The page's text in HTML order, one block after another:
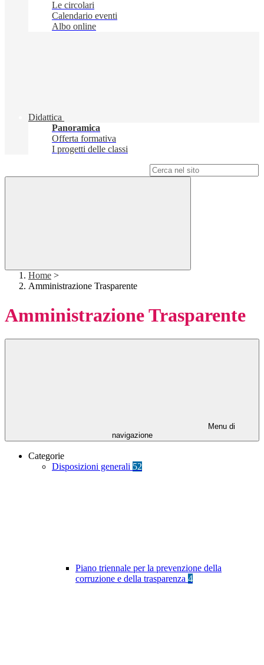
Le circolari
Calendario eventi
Albo online
Didattica
Panoramica
Offerta formativa
I progetti delle classi
Home >
Amministrazione Trasparente
Amministrazione Trasparente
Menu di
navigazione
Categorie
Disposizioni generali 52
Piano triennale per la prevenzione della
corruzione e della trasparenza 4